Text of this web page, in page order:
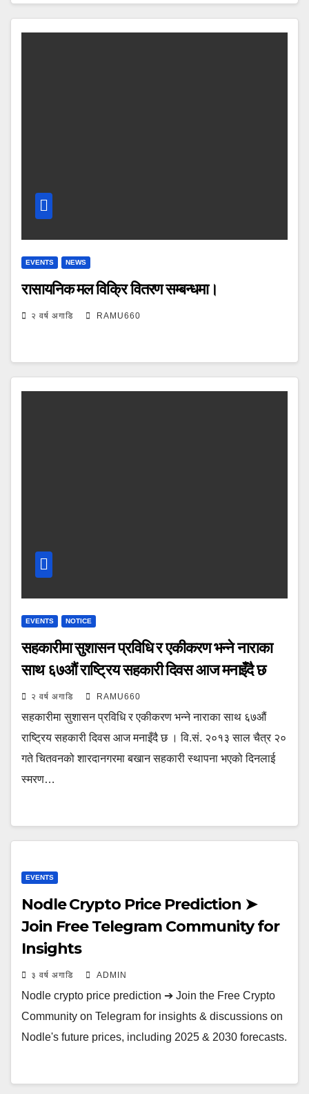
EVENTS NEWS
रासायनिक मल विक्रि वितरण सम्बन्धमा।
२ वर्ष अगाडि RAMU660
EVENTS NOTICE
सहकारीमा सुशासन प्रविधि र एकीकरण भन्ने नाराका
साथ ६७औं राष्ट्रिय सहकारी दिवस आज मनाइँदै छ
२ वर्ष अगाडि RAMU660
सहकारीमा सुशासन प्रविधि र एकीकरण भन्ने नाराका साथ ६७औं
राष्ट्रिय सहकारी दिवस आज मनाइँदै छ । वि.सं. २०१३ साल चैत्र २०
गते चितवनको शारदानगरमा बखान सहकारी स्थापना भएको दिनलाई
स्मरण…
EVENTS
Nodle Crypto Price Prediction ➤
Join Free Telegram Community for
Insights
३ वर्ष अगाडि ADMIN
Nodle crypto price prediction ➔ Join the Free Crypto
Community on Telegram for insights & discussions on
Nodle's future prices, including 2025 & 2030 forecasts.